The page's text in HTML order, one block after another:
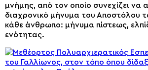
μνήμης, από τον οποίο συνεχίζει να
διαχρονικό μήνυμα του Αποστόλου
κάθε άνθρωπο: μήνυμα πίστεως,
ενότητας.